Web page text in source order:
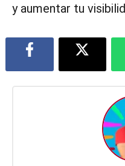
y aumentar tu